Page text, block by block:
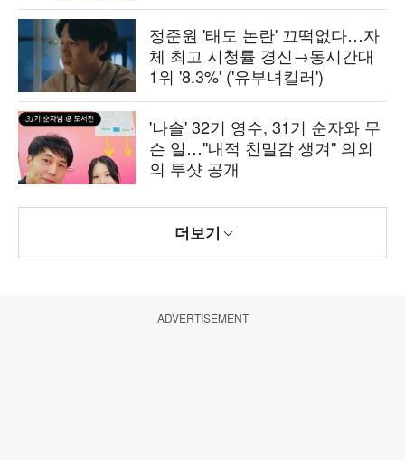
정준원 '태도 논란' 끄떡없다…자
체 최고 시청률 경신→동시간대
1위 '8.3%' ('유부녀킬러')
'나솔' 32기 영수, 31기 순자와 무
슨 일…"내적 친밀감 생겨" 의외
의 투샷 공개
더보기
ADVERTISEMENT